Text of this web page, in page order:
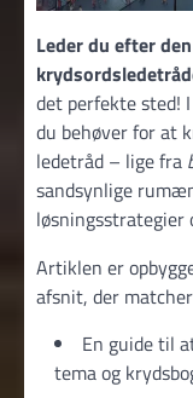
Leder du efter
det perfekte sted!
du behøver for at
ledetråd – lige fra
sandsynlige
løsningsstrategier
Artiklen er
afsnit, der
En guide til
tema og